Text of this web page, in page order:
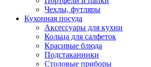
Чехлы, футляры
Кухонная посуда
Аксессуары для кухни
Кольца для салфеток
Красивые блюда
Подстаканники
Столовые приборы